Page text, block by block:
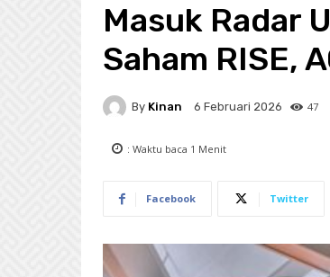
Masuk Radar
Saham RISE,
By Kinan 6 Februari 2026 47
: Waktu baca 1 Menit
Facebook Twitter